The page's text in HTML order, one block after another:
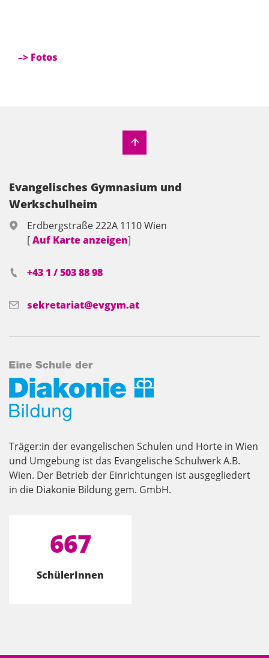
–> Fotos
Evangelisches Gymnasium und
Werkschulheim
Erdbergstraße 222A 1110 Wien
[Auf Karte anzeigen]
+43 1 / 503 88 98
sekretariat@evgym.at
Träger:in der evangelischen Schulen und Horte in Wien
und Umgebung ist das Evangelische Schulwerk A.B.
Wien. Der Betrieb der Einrichtungen ist ausgegliedert
in die Diakonie Bildung gem. GmbH.
667
SchülerInnen